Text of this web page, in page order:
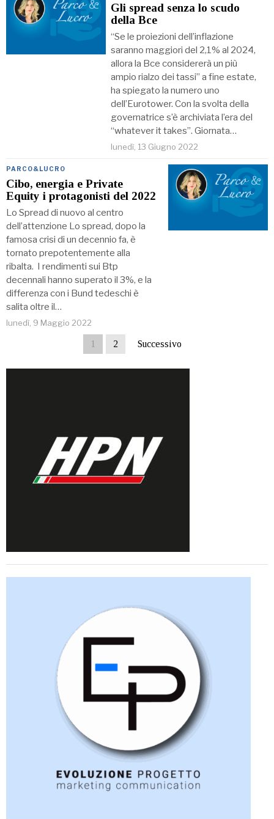
Gli spread senza lo scudo
della Bce
“Se le proiezioni dell’inflazione
saranno maggiori del 2,1% al 2024,
allora la Bce considererà un più
ampio rialzo dei tassi” a fine estate,
ha spiegato la numero uno
dell’Eurotower. Con la svolta della
governatrice s’è archiviata l’era del
‘‘whatever it takes’’. Giornata…
lunedì, 13 Giugno 2022
PARCO&LUCRO
Cibo, energia e Private
Equity i protagonisti del 2022
Lo Spread di nuovo al centro
dell’attenzione Lo spread, dopo la
famosa crisi di un decennio fa, è
tornato prepotentemente alla
ribalta. I rendimenti sui Btp
decennali hanno superato il 3%, e la
differenza con i Bund tedeschi è
salita oltre il…
lunedì, 9 Maggio 2022
1 2 Successivo